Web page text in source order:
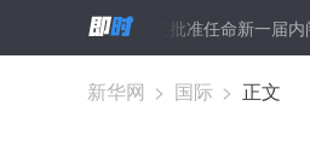
泰国国王批准任命新一届内阁 国
新华网 > 国际 > 正文